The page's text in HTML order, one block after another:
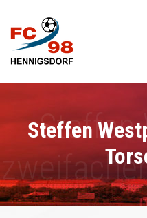
Steffen